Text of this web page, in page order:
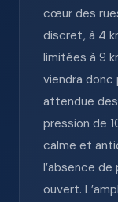
cœur des
discret, à 4
limitées à 9
viendra donc
attendue
pression de
calme et
l’absence de
ouvert.